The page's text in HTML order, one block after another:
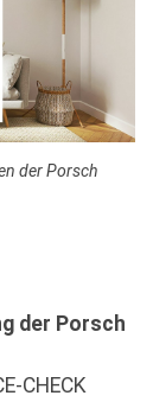
der Porsch
der Porsch
CHECK